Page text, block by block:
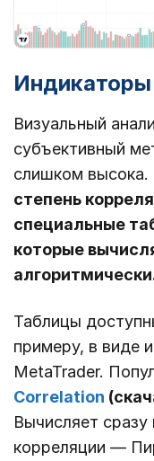
Индикаторы
Визуальный
субъективный
слишком высока.
степень
специальные
которые
Таблицы
примеру, в виде
MetaTrader.
Correlation
Вычисляет сразу
корреляции ―